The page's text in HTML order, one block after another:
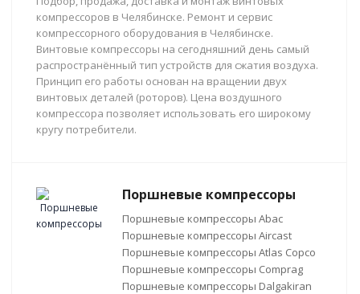
компрессоров в Челябинске. Ремонт и сервис
компрессорного оборудования в Челябинске.
Винтовые компрессоры на сегодняшний день самый
распространённый тип устройств для сжатия воздуха.
Принцип его работы основан на вращении двух
винтовых деталей (роторов). Цена воздушного
компрессора позволяет использовать его широкому
кругу потребители.
Поршневые компрессоры
Поршневые компрессоры Abac
Поршневые компрессоры Aircast
Поршневые компрессоры Atlas Copco
Поршневые компрессоры Comprag
Поршневые компрессоры Dalgakiran